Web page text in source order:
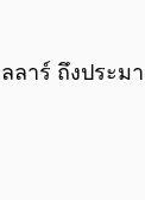
ลาร์ ถึงประม